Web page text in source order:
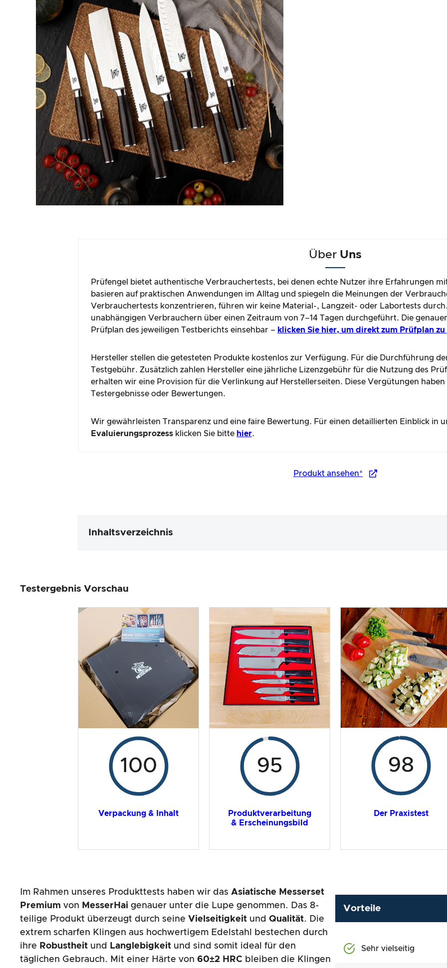
Über Uns
Prüfengel bietet authentische Verbrauchertests, bei denen echte Nutzer ihre Erfahrungen
basieren auf praktischen Anwendungen im Alltag und spiegeln die Meinungen der
Verbrauchertests konzentrieren, führen wir keine Material-, Langzeit- oder Labortests
unabhängigen Verbrauchern über einen Zeitraum von 7–14 Tagen durchgeführt. Die
Prüfplan des jeweiligen Testberichts einsehbar – klicken Sie hier, um direkt zum Prüfplan zu
Hersteller stellen die getesteten Produkte kostenlos zur Verfügung. Für die Durchführung
Testgebühr. Zusätzlich zahlen Hersteller eine jährliche Lizenzgebühr für die Nutzung des
erhalten wir eine Provision für die Verlinkung auf Herstellerseiten. Diese Vergütungen haben
Testergebnisse oder Bewertungen.
Wir gewährleisten Transparenz und eine faire Bewertung. Für einen detaillierten Einblick in
Evaluierungsprozess klicken Sie bitte hier.
Produkt ansehen*
Inhaltsverzeichnis
Produktverarbeitung & Erscheinungsbild
Der Praxistest
Preis-/ Leistungsverhältnis
Gesamtergebnis
Testergebnis Vorschau
100
Verpackung & Inhalt
95
Produktverarbeitung
& Erscheinungsbild
98
Der Praxistest
Im Rahmen unseres Produkttests haben wir das Asiatische Messerset
Premium von MesserHai genauer unter die Lupe genommen. Das 8-
teilige Produkt überzeugt durch seine Vielseitigkeit und Qualität. Die
extrem scharfen Klingen aus hochwertigem Edelstahl bestechen durch
ihre Robustheit und Langlebigkeit und sind somit ideal für den
täglichen Gebrauch. Mit einer Härte von 60±2 HRC bleiben die Klingen
Vorteile
Sehr vielseitig